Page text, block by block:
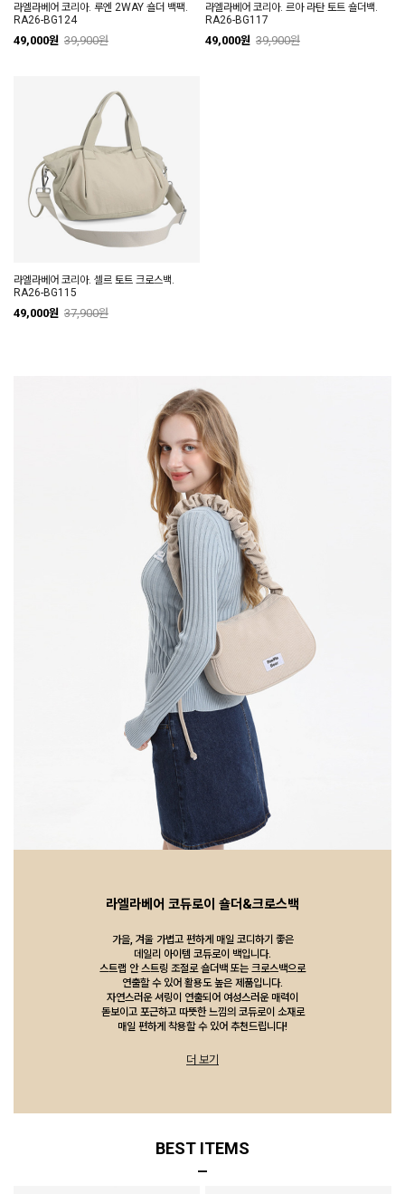
라엘라베어 코리아. 루엔 2WAY 숄더 백팩.
RA26-BG124
49,000원 39,900원
라엘라베어 코리아. 르아 라탄 토트 숄더백.
RA26-BG117
49,000원 39,900원
라엘라베어 코리아. 셀르 토트 크로스백.
RA26-BG115
49,000원 37,900원
라엘라베어 코듀로이 숄더&크로스백
가을, 겨울 가볍고 편하게 매일 코디하기 좋은
데일리 아이템 코듀로이 백입니다.
스트랩 안 스트링 조절로 숄더백 또는 크로스백으로
연출할 수 있어 활용도 높은 제품입니다.
자연스러운 셔링이 연출되어 여성스러운 매력이
돋보이고 포근하고 따뜻한 느낌의 코듀로이 소재로
매일 편하게 착용할 수 있어 추천드립니다!
더 보기
BEST ITEMS